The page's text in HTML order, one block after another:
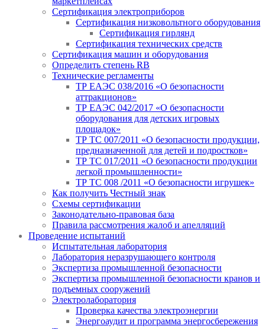
Сертификация электроприборов
Сертификация низковольтного оборудования
Сертификация гирлянд
Сертификация технических средств
Сертификация машин и оборудования
Определить степень RB
Технические регламенты
ТР ЕАЭС 038/2016 «О безопасности
аттракционов»
ТР ЕАЭС 042/2017 «О безопасности
оборудования для детских игровых
площадок»
ТР ТС 007/2011 «О безопасности продукции,
предназначенной для детей и подростков»
ТР ТС 017/2011 «О безопасности продукции
легкой промышленности»
ТР ТС 008 /2011 «О безопасности игрушек»
Как получить Честный знак
Схемы сертификации
Законодательно-правовая база
Правила рассмотрения жалоб и апелляций
Проведение испытаний
Испытательная лаборатория
Лаборатория неразрушающего контроля
Экспертиза промышленной безопасности
Экспертиза промышленной безопасности кранов и
подъемных сооружений
Электролаборатория
Проверка качества электроэнергии
Энергоаудит и программа энергосбережения